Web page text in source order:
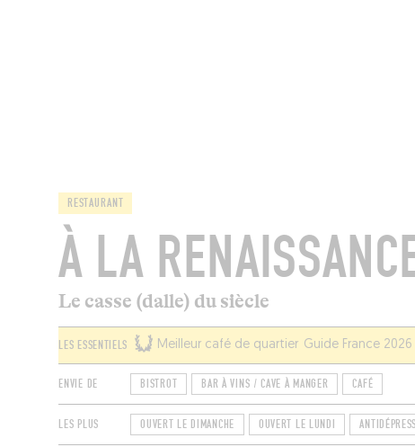
RESTAURANT
À LA
Le casse (dalle) du siècle
LES ESSENTIELS Meilleur café de quartier Guide France 2026
ENVIE DE BISTROT BAR À VINS / CAVE À MANGER CAFÉ
LES PLUS OUVERT LE DIMANCHE OUVERT LE LUNDI